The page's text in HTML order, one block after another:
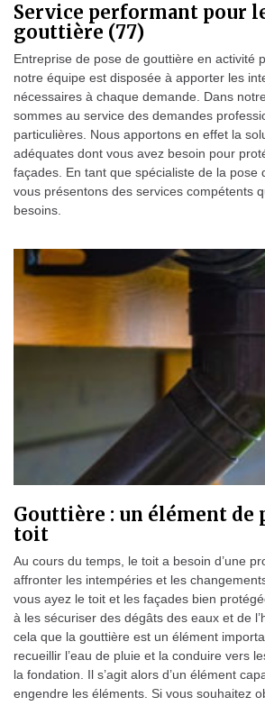
Service performant pour
gouttière (77)
Entreprise de pose de gouttière en activité
notre équipe est disposée à apporter les
nécessaires à chaque demande. Dans
sommes au service des demandes
particulières. Nous apportons en effet la
adéquates dont vous avez besoin pour
façades. En tant que spécialiste de la pose
vous présentons des services compétents
besoins.
Gouttière : un élément de
toit
Au cours du temps, le toit a besoin d’une
affronter les intempéries et les
vous ayez le toit et les façades bien
à les sécuriser des dégâts des eaux et de
cela que la gouttière est un élément
recueillir l’eau de pluie et la conduire vers
la fondation. Il s’agit alors d’un élément
engendre les éléments. Si vous souhaitez